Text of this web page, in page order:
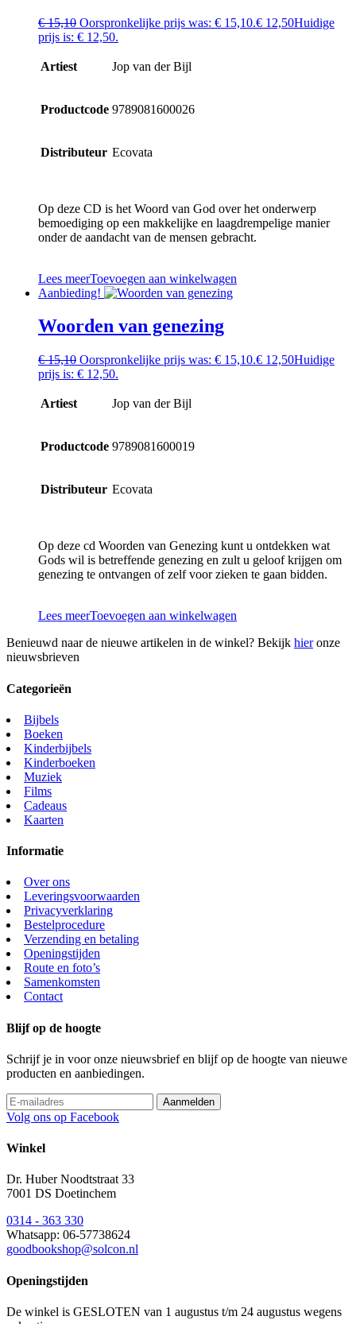
€15,10 Oorspronkelijke prijs was: € 15,10.€ 12,50Huidige
prijs is: € 12,50.
Artiest Jop van der Bijl
Productcode 9789081600026
Distributeur Ecovata
Op deze CD is het Woord van God over het onderwerp
bemoediging op een makkelijke en laagdrempelige manier
onder de aandacht van de mensen gebracht.
Lees meerToevoegen aan winkelwagen
Aanbieding!
Woorden van genezing
€15,10 Oorspronkelijke prijs was: € 15,10.€ 12,50Huidige
prijs is: € 12,50.
Artiest Jop van der Bijl
Productcode 9789081600019
Distributeur Ecovata
Op deze cd Woorden van Genezing kunt u ontdekken wat
Gods wil is betreffende genezing en zult u geloof krijgen om
genezing te ontvangen of zelf voor zieken te gaan bidden.
Lees meerToevoegen aan winkelwagen
Benieuwd naar de nieuwe artikelen in de winkel? Bekijk hieronze
nieuwsbrieven
Categorieën
Bijbels
Boeken
Kinderbijbels
Kinderboeken
Muziek
Films
Cadeaus
Kaarten
Informatie
Over ons
Leveringsvoorwaarden
Privacyverklaring
Bestelprocedure
Verzending en betaling
Openingstijden
Route en foto’s
Samenkomsten
Contact
Blijf op de hoogte
Schrijf je in voor onze nieuwsbrief en blijf op de hoogte van nieuwe
producten en aanbiedingen.
Volg ons op Facebook
Winkel
Dr. Huber Noodtstraat 33
7001 DS Doetinchem
0314 - 363 330
Whatsapp: 06-57738624
goodbookshop@solcon.nl
Openingstijden
De winkel is GESLOTEN van 1 augustus t/m 24 augustus wegens